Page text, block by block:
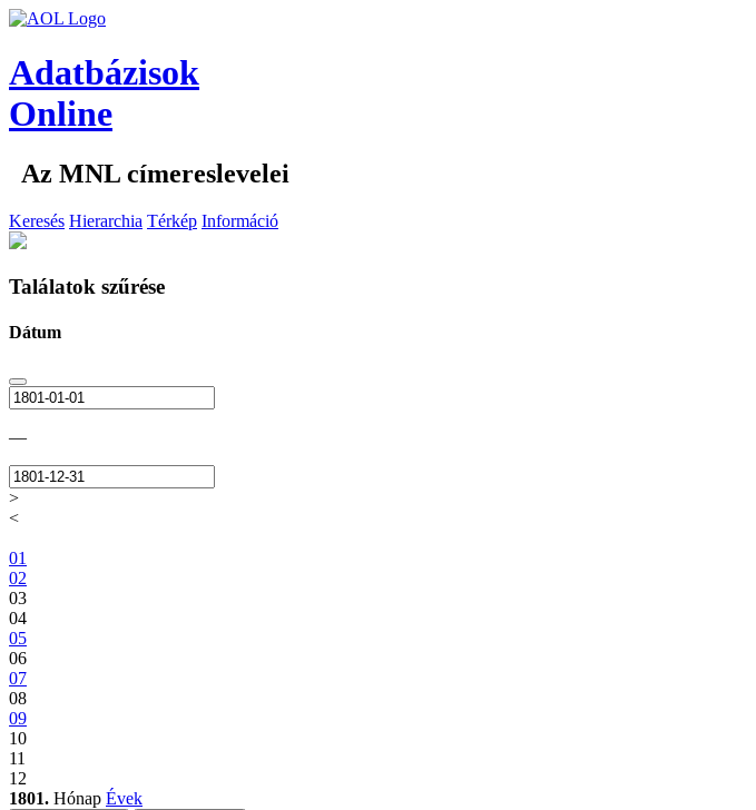
Adatbázisok
Online
Az MNL címereslevelei
Keresés Hierarchia Térkép Információ
Találatok szűrése
Dátum
—
>
<
01
02
03
04
05
06
07
08
09
10
11
12
1801. Hónap Évek